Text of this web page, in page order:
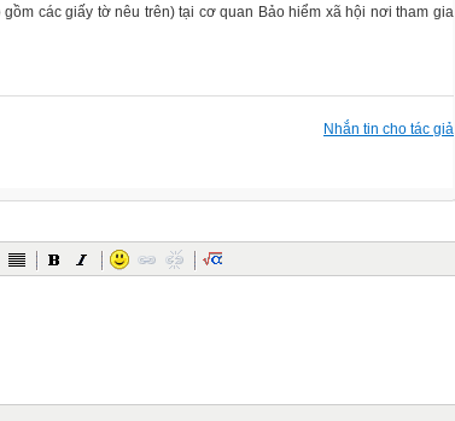
các giấy tờ nêu trên) tại cơ quan Bảo hiểm xã hội nơi tham gia
Nhắn tin cho tác giả